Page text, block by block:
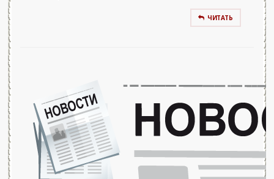
ЧИТАТЬ